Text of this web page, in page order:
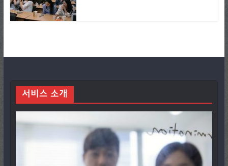
서비스 소개